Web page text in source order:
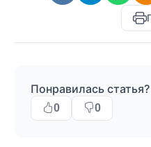
Понравилась статья?
0 0